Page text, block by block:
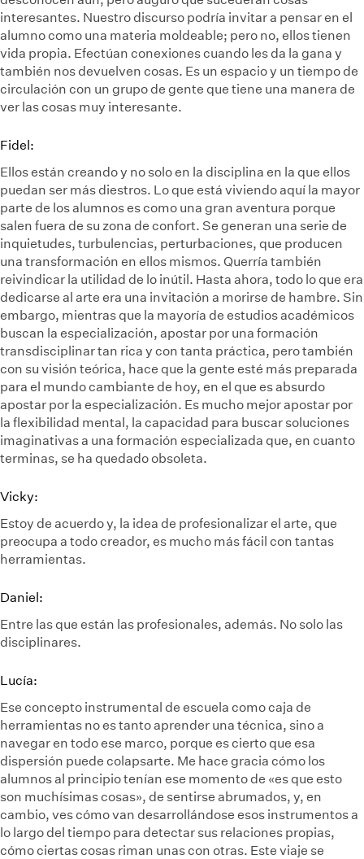
interesantes. Nuestro discurso podría invitar a pensar en el
alumno como una materia moldeable; pero no, ellos tienen
vida propia. Efectúan conexiones cuando les da la gana y
también nos devuelven cosas. Es un espacio y un tiempo de
circulación con un grupo de gente que tiene una manera de
ver las cosas muy interesante.
Fidel:
Ellos están creando y no solo en la disciplina en la que ellos
puedan ser más diestros. Lo que está viviendo aquí la mayor
parte de los alumnos es como una gran aventura porque
salen fuera de su zona de confort. Se generan una serie de
inquietudes, turbulencias, perturbaciones, que producen
una transformación en ellos mismos. Querría también
reivindicar la utilidad de lo inútil. Hasta ahora, todo lo que era
dedicarse al arte era una invitación a morirse de hambre. Sin
embargo, mientras que la mayoría de estudios académicos
buscan la especialización, apostar por una formación
transdisciplinar tan rica y con tanta práctica, pero también
con su visión teórica, hace que la gente esté más preparada
para el mundo cambiante de hoy, en el que es absurdo
apostar por la especialización. Es mucho mejor apostar por
la flexibilidad mental, la capacidad para buscar soluciones
imaginativas a una formación especializada que, en cuanto
terminas, se ha quedado obsoleta.
Vicky:
Estoy de acuerdo y, la idea de profesionalizar el arte, que
preocupa a todo creador, es mucho más fácil con tantas
herramientas.
Daniel:
Entre las que están las profesionales, además. No solo las
disciplinares.
Lucía:
Ese concepto instrumental de escuela como caja de
herramientas no es tanto aprender una técnica, sino a
navegar en todo ese marco, porque es cierto que esa
dispersión puede colapsarte. Me hace gracia cómo los
alumnos al principio tenían ese momento de «es que esto
son muchísimas cosas», de sentirse abrumados, y, en
cambio, ves cómo van desarrollándose esos instrumentos a
lo largo del tiempo para detectar sus relaciones propias,
cómo ciertas cosas riman unas con otras. Este viaje se